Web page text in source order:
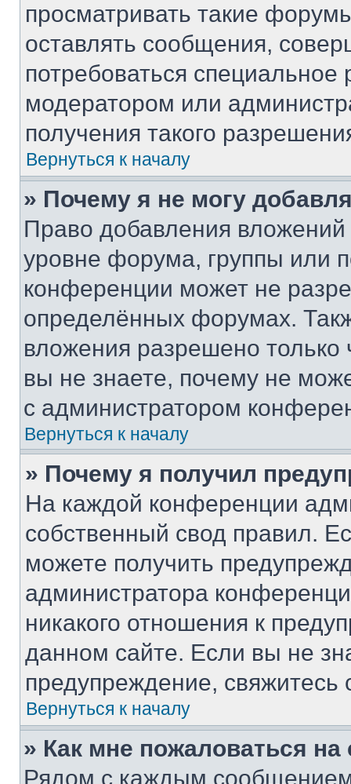
просматривать такие
оставлять сообщения,
потребоваться
модератором или
получения такого
Вернуться к началу
» Почему я не могу
Право добавления
уровне форума, группы или
конференции может не
определённых форумах.
вложения разрешено
вы не знаете, почему не
с администратором
Вернуться к началу
» Почему я получил
На каждой конференции
собственный свод правил.
можете получить
администратора
никакого отношения к
данном сайте. Если вы не
предупреждение,
Вернуться к началу
» Как мне пожаловаться
Рядом с каждым сообщением